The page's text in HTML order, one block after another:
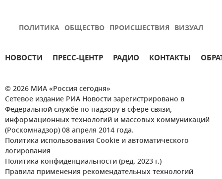
ПОЛИТИКА ОБЩЕСТВО ПРОИСШЕСТВИЯ ВИЗУАЛ
НОВОСТИ ПРЕСС-ЦЕНТР РАДИО КОНТАКТЫ
© 2026 МИА «Россия сегодня»
Сетевое издание РИА Новости зарегистрировано в
Федеральной службе по надзору в сфере связи,
информационных технологий и массовых коммуникаций
(Роскомнадзор) 08 апреля 2014 года.
Политика использования Cookie и автоматического
логирования
Политика конфиденциальности (ред. 2023 г.)
Правила применения рекомендательных технологий